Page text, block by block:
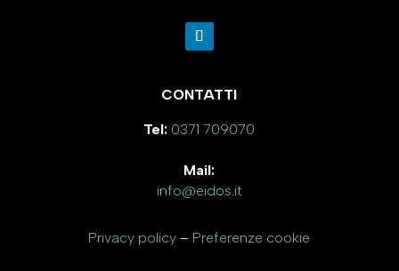
CONTATTI
Tel: 0371 709070
Mail:
info@eidos.it
Privacy policy – Preferenze cookie